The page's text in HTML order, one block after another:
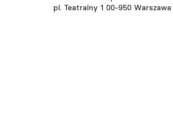
pl. Teatralny 1 00-950 Warszawa